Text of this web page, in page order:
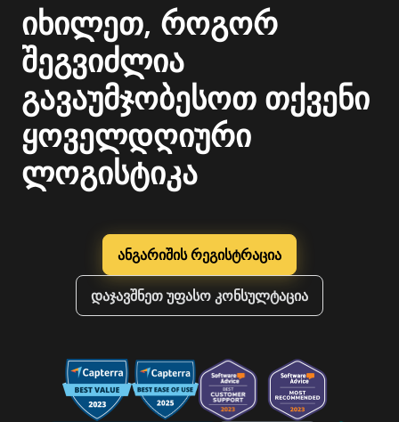
იხილეთ, როგორ
შეგვიძლია
გავაუმჯობესოთ თქვენი
ყოველდღიური
ლოგისტიკა
ანგარიშის რეგისტრაცია
დაჯავშნეთ უფასო კონსულტაცია